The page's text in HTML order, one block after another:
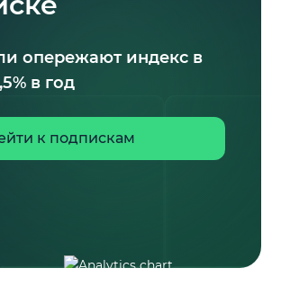
опережают индекс в
в год
к подпискам